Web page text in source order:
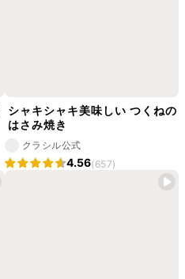
シャキシャキ美味しい つくねの
はさみ焼き
クラシル公式
4.56(657)